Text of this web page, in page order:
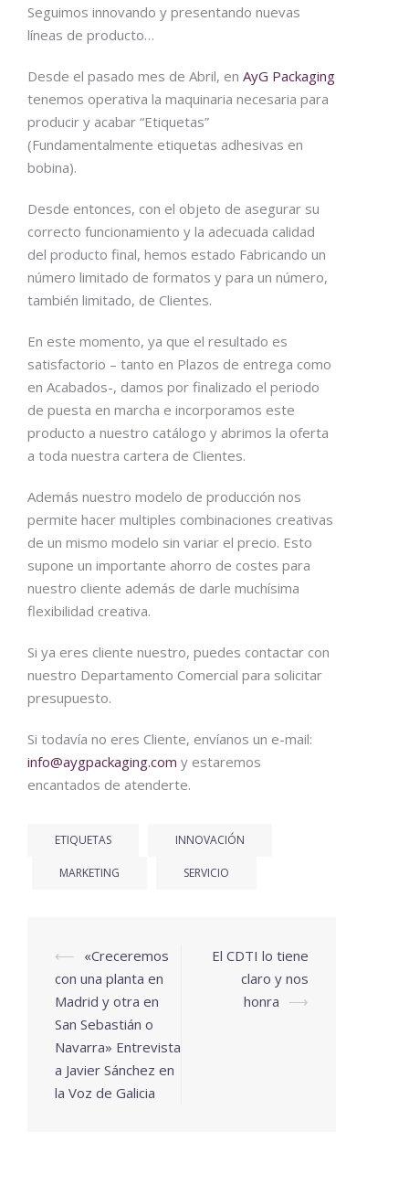
Seguimos innovando y presentando nuevas
líneas de producto…
Desde el pasado mes de Abril, en AyG Packaging
tenemos operativa la maquinaria necesaria para
producir y acabar “Etiquetas”
(Fundamentalmente etiquetas adhesivas en
bobina).
Desde entonces, con el objeto de asegurar su
correcto funcionamiento y la adecuada calidad
del producto final, hemos estado Fabricando un
número limitado de formatos y para un número,
también limitado, de Clientes.
En este momento, ya que el resultado es
satisfactorio – tanto en Plazos de entrega como
en Acabados-, damos por finalizado el periodo
de puesta en marcha e incorporamos este
producto a nuestro catálogo y abrimos la oferta
a toda nuestra cartera de Clientes.
Además nuestro modelo de producción nos
permite hacer multiples combinaciones creativas
de un mismo modelo sin variar el precio. Esto
supone un importante ahorro de costes para
nuestro cliente además de darle muchísima
flexibilidad creativa.
Si ya eres cliente nuestro, puedes contactar con
nuestro Departamento Comercial para solicitar
presupuesto.
Si todavía no eres Cliente, envíanos un e-mail:
info@aygpackaging.com y estaremos
encantados de atenderte.
ETIQUETAS INNOVACIÓN
MARKETING SERVICIO
⟵ «Creceremos
con una planta en
Madrid y otra en
San Sebastián o
Navarra» Entrevista
a Javier Sánchez en
la Voz de Galicia
El CDTI lo tiene
claro y nos
honra ⟶